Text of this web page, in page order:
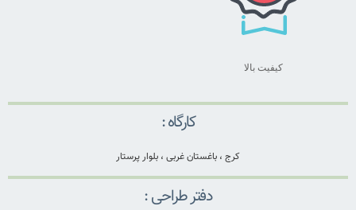
کیفیت بالا
کارگاه :
کرج ، باغستان غربی ، بلوار پرستار
دفتر طراحی :